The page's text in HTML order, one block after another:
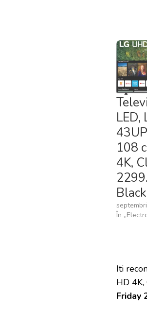
LED,
108
4K,
În
Iti
HD
Friday